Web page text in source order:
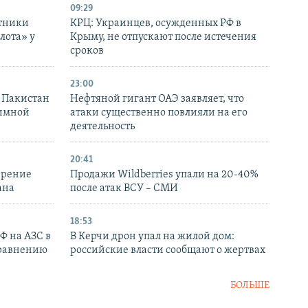
у
09:29
КРЦ: Украинцев, осужденных РФ в
Крыму, не отпускают после истечения
сроков
23:00
Нефтяной гигант ОАЭ заявляет, что
атаки существенно повлияли на его
деятельность
20:41
Продажи Wildberries упали на 20-40%
после атак ВСУ – СМИ
на АЗС в
18:53
В Керчи дрон упал на жилой дом:
российские власти сообщают о жертвах
БОЛЬШЕ